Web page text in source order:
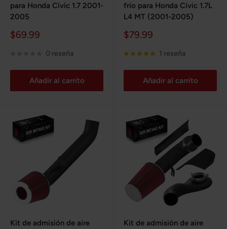
para Honda Civic 1.7 2001-
2005
Precio
$69.99
0 reseña
Añadir al carrito
frío para Honda Civic 1.7L
L4 MT (2001-2005)
Precio
venta
$79.99
1 reseña
Añadir al carrito
Kit de admisión de aire
Kit de admisión de aire